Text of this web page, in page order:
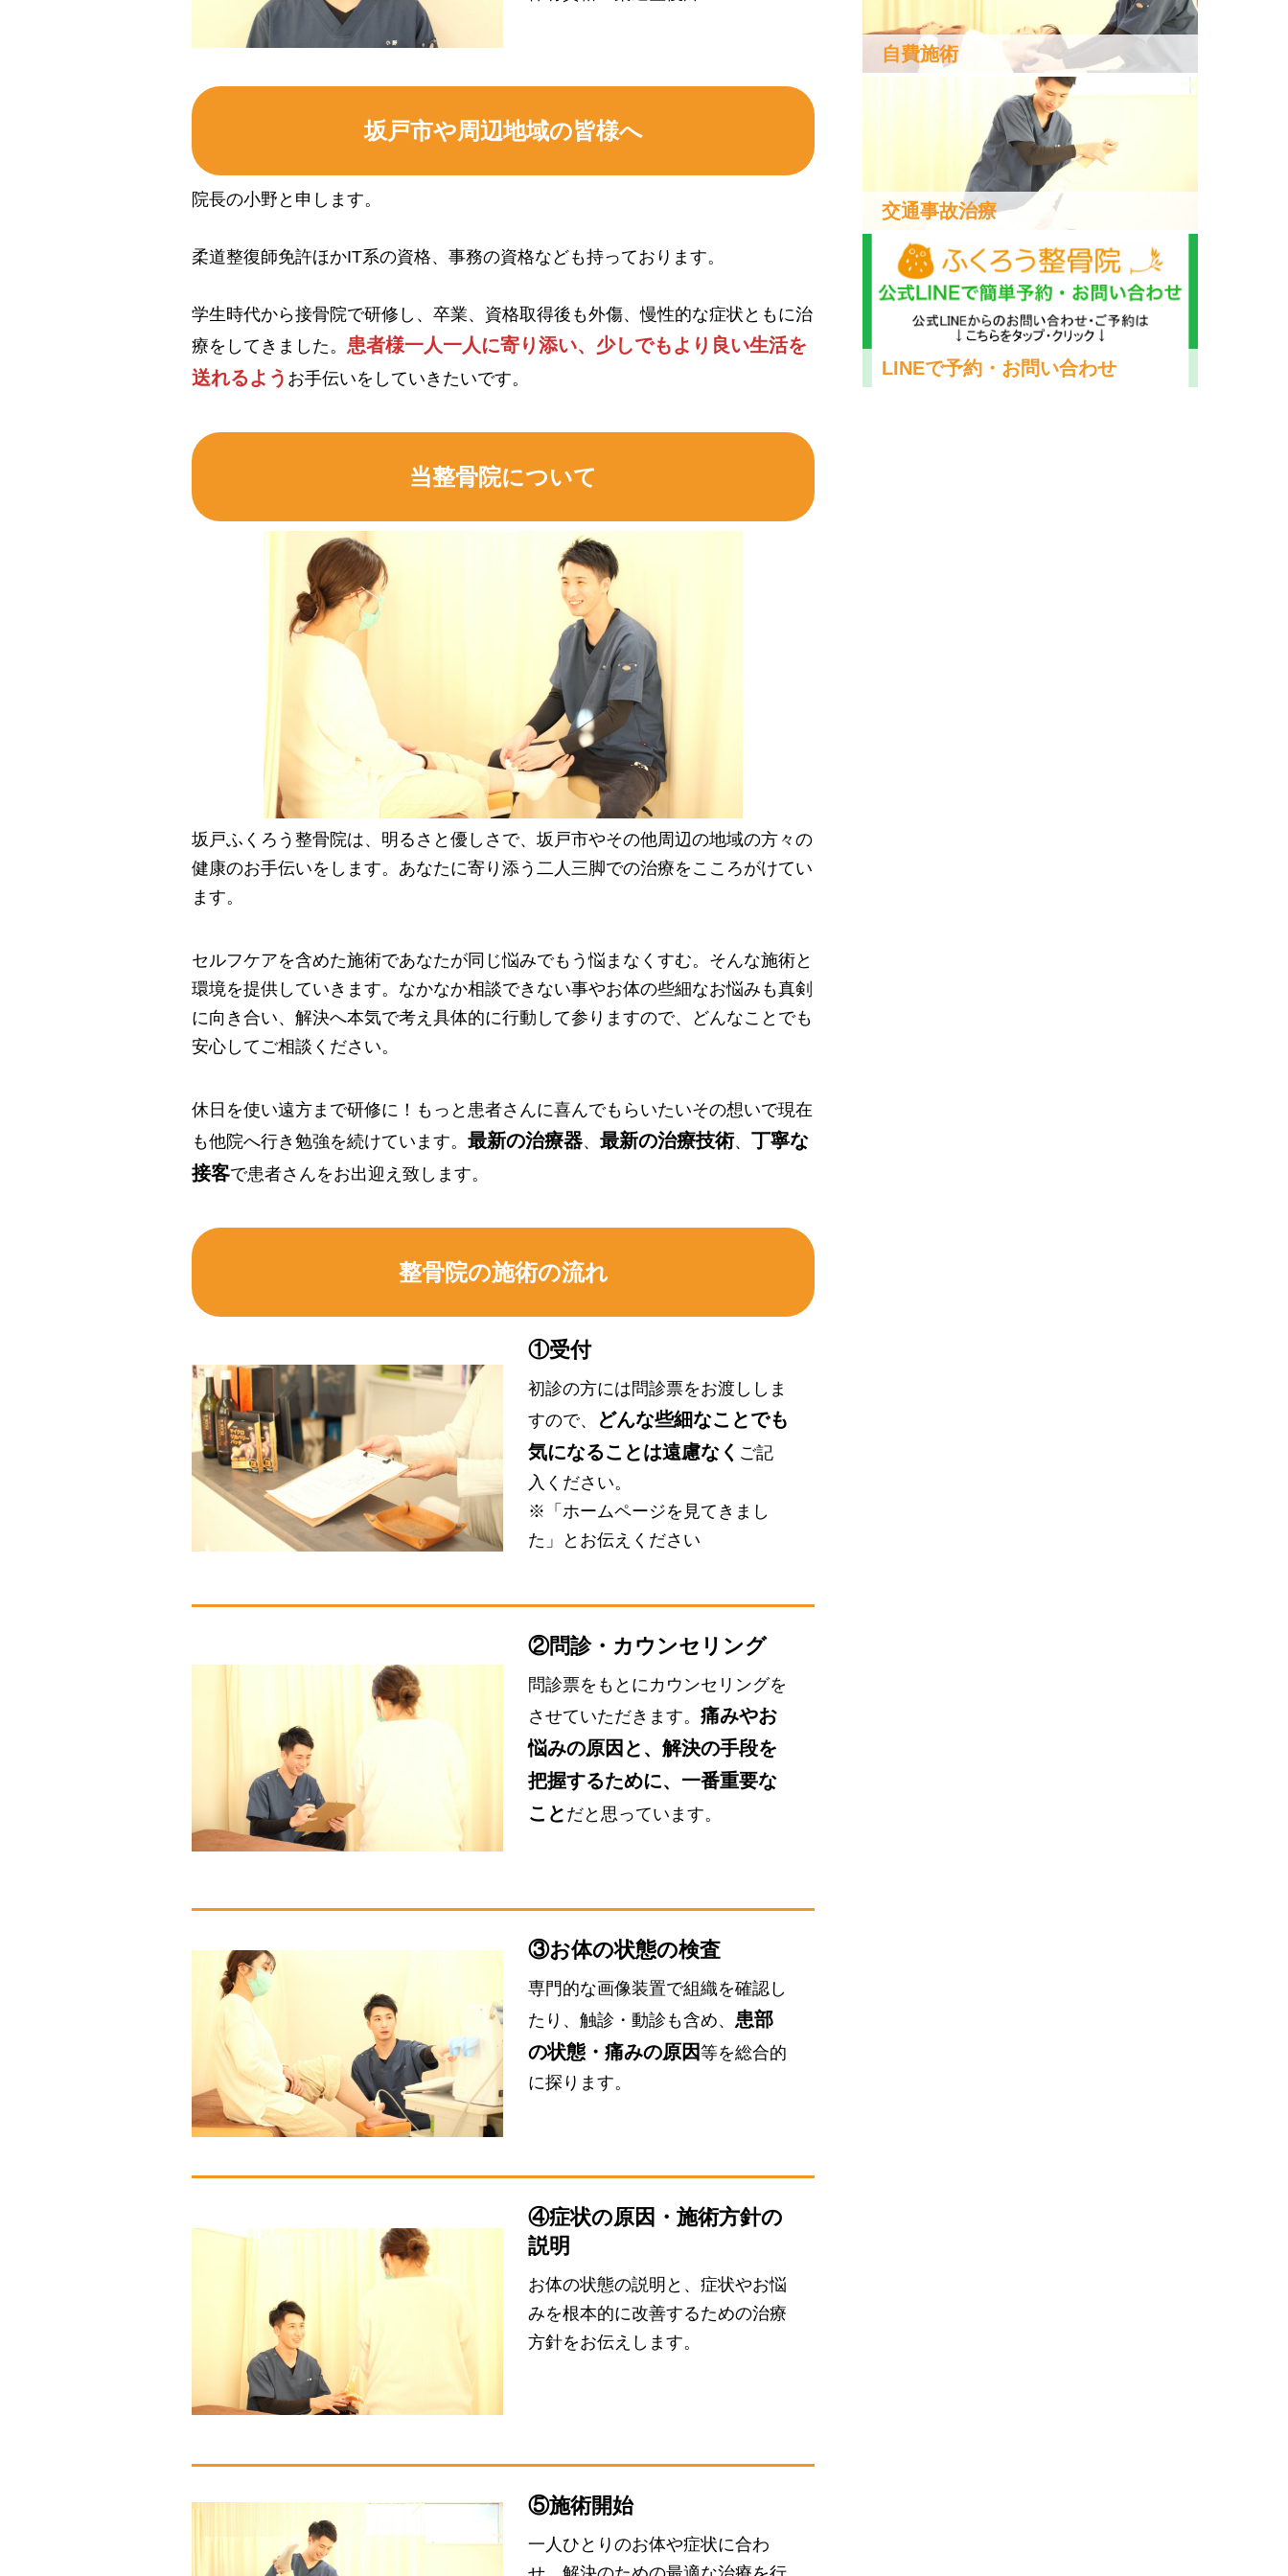
坂戸市や周辺地域の皆様へ
院長の小野と申します。
柔道整復師免許ほかIT系の資格、事務の資格なども持っております。
学生時代から接骨院で研修し、卒業、資格取得後も外傷、慢性的な症状ともに治
療をしてきました。 患者様一人一人に寄り添い、少しでもより良い生活を
送れるよう お手伝いをしていきたいです。
当整骨院について
坂戸ふくろう整骨院は、明るさと優しさで、坂戸市やその他周辺の地域の方々の
健康のお手伝いをします。あなたに寄り添う二人三脚での治療をこころがけてい
ます。
セルフケアを含めた施術であなたが同じ悩みでもう悩まなくすむ。そんな施術と
環境を提供していきます。なかなか相談できない事やお体の些細なお悩みも真剣
に向き合い、解決へ本気で考え具体的に行動して参りますので、どんなことでも
安心してご相談ください。
休日を使い遠方まで研修に！もっと患者さんに喜んでもらいたいその想いで現在
も他院へ行き勉強を続けています。 最新の治療器、 最新の治療技術、 丁寧な
接客で患者さんをお出迎え致します。
整骨院の施術の流れ
①受付
初診の方には問診票をお渡ししま
すので、
どんな些細なことでも
気になることは遠慮なく ご記
入ください。
※「ホームページを見てきまし
た」とお伝えください
②問診・カウンセリング
問診票をもとにカウンセリングを
させていただきます。 痛みやお
悩みの原因と、解決の手段を
把握するために、一番重要な
こと だと思っています。
③お体の状態の検査
専門的な画像装置で組織を確認し
たり、触診・動診も含め、 患部
の状態・痛みの原因等を総合的
に探ります。
④症状の原因・施術方針の
説明
お体の状態の説明と、症状やお悩
みを根本的に改善するための治療
方針をお伝えします。
⑤施術開始
一人ひとりのお体や症状に合わ
自費施術
交通事故治療
LINEで予約・お問い合わせ